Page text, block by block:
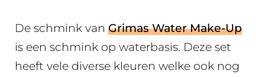
De schmink van Grimas Water Make-Up
is een schmink op waterbasis. Deze set
heeft vele diverse kleuren welke ook nog